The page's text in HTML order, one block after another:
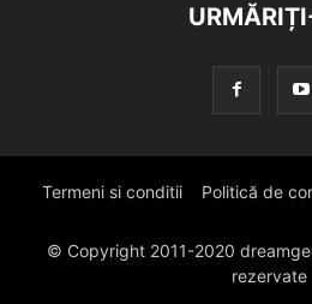
Termeni si conditii Politică de
© Copyright 2011-2020
rezervate